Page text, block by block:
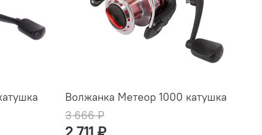
Волжанка Метеор 1000 катушка
3 666 ₽